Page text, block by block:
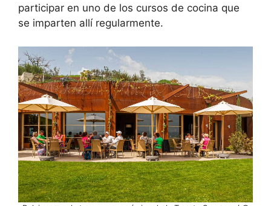
participar en uno de los cursos de cocina que
se imparten allí regularmente.